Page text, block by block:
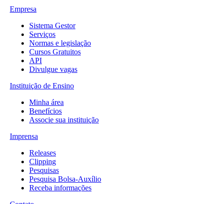
Empresa
Sistema Gestor
Serviços
Normas e legislação
Cursos Gratuitos
API
Divulgue vagas
Instituição de Ensino
Minha área
Benefícios
Associe sua instituição
Imprensa
Releases
Clipping
Pesquisas
Pesquisa Bolsa-Auxílio
Receba informações